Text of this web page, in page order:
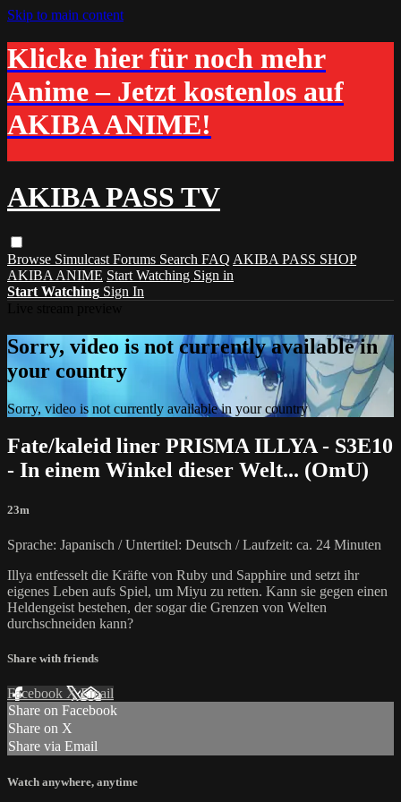
Skip to main content
Klicke hier für noch mehr
Anime – Jetzt kostenlos auf
AKIBA ANIME!
AKIBA PASS TV
Browse Simulcast Forums Search FAQ AKIBA PASS SHOP
AKIBA ANIME Start Watching Sign in
Start Watching Sign In
Sorry, video is not currently available in
your country
Sorry, video is not currently available in your country
Fate/kaleid liner PRISMA ILLYA - S3E10
- In einem Winkel dieser Welt... (OmU)
23m
Sprache: Japanisch / Untertitel: Deutsch / Laufzeit: ca. 24 Minuten
Illya entfesselt die Kräfte von Ruby und Sapphire und setzt ihr
eigenes Leben aufs Spiel, um Miyu zu retten. Kann sie gegen einen
Heldengeist bestehen, der sogar die Grenzen von Welten
durchschneiden kann?
Share with friends
Facebook XEmail
Share on Facebook
Share on X
Share via Email
Watch anywhere, anytime